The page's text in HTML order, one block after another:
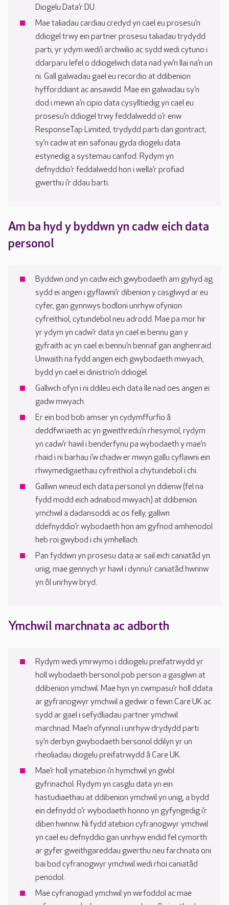
Diogelu Data’r DU.
Mae taliadau cardiau credyd yn cael eu prosesu’n
ddiogel trwy ein partner prosesu taliadau trydydd
parti, yr ydym wedi’i archwilio ac sydd wedi cytuno i
ddarparu lefel o ddiogelwch data nad yw’n llai na’n un
ni. Gall galwadau gael eu recordio at ddibenion
hyfforddiant ac ansawdd. Mae ein galwadau sy’n
dod i mewn a’n cipio data cysylltiedig yn cael eu
prosesu’n ddiogel trwy feddalwedd o’r enw
ResponseTap Limited, trydydd parti dan gontract,
sy’n cadw at ein safonau gyda diogelu data
estynedig a systemau canfod. Rydym yn
defnyddio’r feddalwedd hon i wella’r profiad
gwerthu i’r ddau barti.
Am ba hyd y byddwn yn cadw eich data
personol
Byddwn ond yn cadw eich gwybodaeth am gyhyd ag
sydd ei angen i gyflawni’r dibenion y casglwyd ar eu
cyfer, gan gynnwys bodloni unrhyw ofynion
cyfreithiol, cytundebol neu adrodd. Mae pa mor hir
yr ydym yn cadw’r data yn cael ei bennu gan y
gyfraith ac yn cael ei bennu’n bennaf gan anghenraid.
Unwaith na fydd angen eich gwybodaeth mwyach,
bydd yn cael ei dinistrio’n ddiogel.
Gallwch ofyn i ni ddileu eich data lle nad oes angen ei
gadw mwyach.
Er ein bod bob amser yn cydymffurfio â
deddfwriaeth ac yn gweithredu’n rhesymol, rydym
yn cadw’r hawl i benderfynu pa wybodaeth y mae’n
rhaid i ni barhau i’w chadw er mwyn gallu cyflawni ein
rhwymedigaethau cyfreithiol a chytundebol i chi.
Gallwn wneud eich data personol yn ddienw (fel na
fydd modd eich adnabod mwyach) at ddibenion
ymchwil a dadansoddi ac os felly, gallwn
ddefnyddio’r wybodaeth hon am gyfnod amhenodol
heb roi gwybod i chi ymhellach.
Pan fyddwn yn prosesu data ar sail eich caniatâd yn
unig, mae gennych yr hawl i dynnu’r caniatâd hwnnw
yn ôl unrhyw bryd.
Ymchwil marchnata ac adborth
Rydym wedi ymrwymo i ddiogelu preifatrwydd yr
holl wybodaeth bersonol pob person a gasglwn at
ddibenion ymchwil. Mae hyn yn cwmpasu’r holl ddata
ar gyfranogwyr ymchwil a gedwir o fewn Care UK ac
sydd ar gael i sefydliadau partner ymchwil
marchnad. Mae’n ofynnol i unrhyw drydydd parti
sy’n derbyn gwybodaeth bersonol ddilyn yr un
rheoliadau diogelu preifatrwydd â Care UK.
Mae’r holl ymatebion i’n hymchwil yn gwbl
gyfrinachol. Rydym yn casglu data yn ein
hastudiaethau at ddibenion ymchwil yn unig, a bydd
ein defnydd o’r wybodaeth honno yn gyfyngedig i’r
diben hwnnw. Ni fydd atebion cyfranogwyr ymchwil
yn cael eu defnyddio gan unrhyw endid fel cymorth
ar gyfer gweithgareddau gwerthu neu farchnata oni
bai bod cyfranogwyr ymchwil wedi rhoi caniatâd
penodol.
Mae cyfranogiad ymchwil yn wirfoddol ac mae